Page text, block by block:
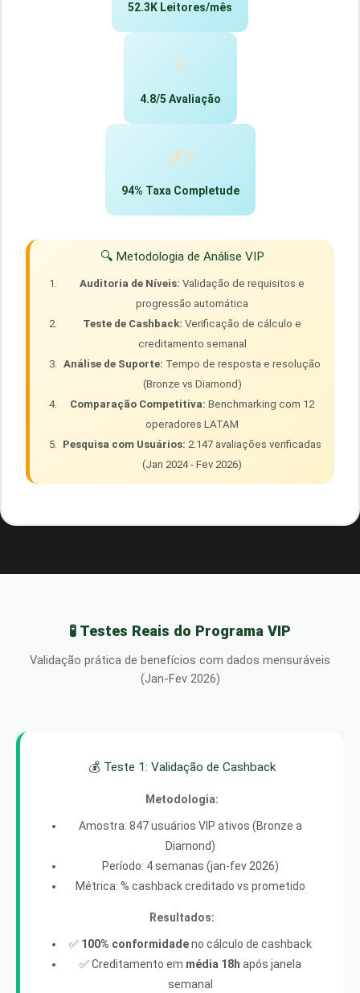
52.3K Leitores/mês
⭐
4.8/5 Avaliação
✍️
94% Taxa Completude
🔍 Metodologia de Análise VIP
Auditoria de Níveis: Validação de requisitos e
progressão automática
Teste de Cashback: Verificação de cálculo e
creditamento semanal
Análise de Suporte: Tempo de resposta e resolução
(Bronze vs Diamond)
Comparação Competitiva: Benchmarking com 12
operadores LATAM
Pesquisa com Usuários: 2.147 avaliações verificadas
(Jan 2024 - Fev 2026)
🧪 Testes Reais do Programa VIP
Validação prática de benefícios com dados mensuráveis
(Jan-Fev 2026)
💰 Teste 1: Validação de Cashback
Metodologia:
Amostra: 847 usuários VIP ativos (Bronze a
Diamond)
Período: 4 semanas (jan-fev 2026)
Métrica: % cashback creditado vs prometido
Resultados:
✅ 100% conformidadeno cálculo de cashback
✅ Creditamento em média 18h após janela
semanal